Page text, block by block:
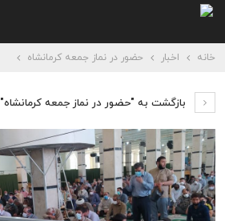
خانه اخبار حضور در نماز جمعه کرمانشاه
بازگشت به "حضور در نماز جمعه کرمانشاه"